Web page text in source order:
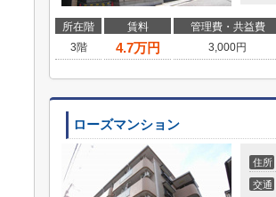
所在階 賃料 管理費・共益費
3階
4.7万円 3,000円
ローズマンション
住所
交通